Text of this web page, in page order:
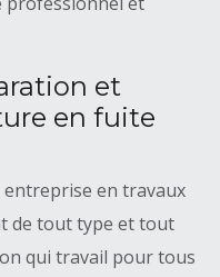
et
en fuite
en travaux
de tout type et tout
qui travail pour tous